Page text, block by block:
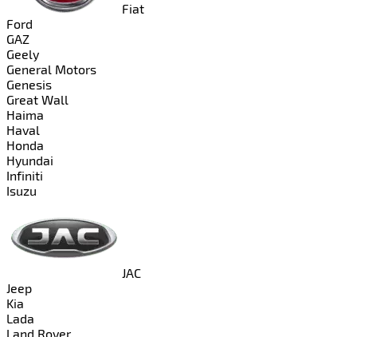
Fiat
Ford
GAZ
Geely
General Motors
Genesis
Great Wall
Haima
Haval
Honda
Hyundai
Infiniti
Isuzu
JAC
Jeep
Kia
Lada
Land Rover